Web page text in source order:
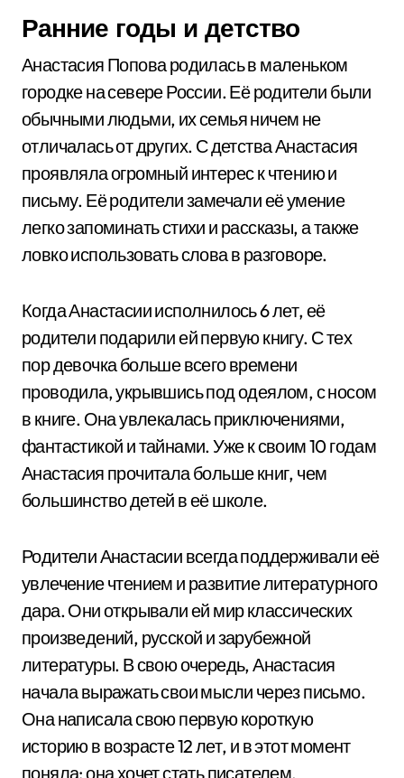
Ранние годы и детство
Анастасия Попова родилась в маленьком
городке на севере России. Её родители были
обычными людьми, их семья ничем не
отличалась от других. С детства Анастасия
проявляла огромный интерес к чтению и
письму. Её родители замечали её умение
легко запоминать стихи и рассказы, а также
ловко использовать слова в разговоре.
Когда Анастасии исполнилось 6 лет, её
родители подарили ей первую книгу. С тех
пор девочка больше всего времени
проводила, укрывшись под одеялом, с носом
в книге. Она увлекалась приключениями,
фантастикой и тайнами. Уже к своим 10 годам
Анастасия прочитала больше книг, чем
большинство детей в её школе.
Родители Анастасии всегда поддерживали её
увлечение чтением и развитие литературного
дара. Они открывали ей мир классических
произведений, русской и зарубежной
литературы. В свою очередь, Анастасия
начала выражать свои мысли через письмо.
Она написала свою первую короткую
историю в возрасте 12 лет, и в этот момент
поняла: она хочет стать писателем.